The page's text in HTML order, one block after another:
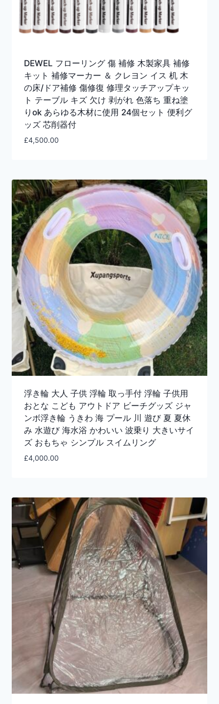
DEWEL フローリング 傷 補修 木製家具 補修
キット 補修マーカー ＆ クレヨン イス 机 木
の床/ドア補修 傷修復 修理タッチアップキッ
ト テーブル キズ 欠け 剥がれ 色落ち 重ね塗
りok あらゆる木材に使用 24個セット 便利グ
ッズ 芯削器付
£4,500.00
浮き輪 大人 子供 浮輪 取っ手付 浮輪 子供用
おとな こども アウトドア ビーチグッズ ジャ
ンボ浮き輪 うきわ 海 プール 川 遊び 夏 夏休
み 水遊び 海水浴 かわいい 波乗り 大きいサイ
ズ おもちゃ シンプル スイムリング
£4,000.00